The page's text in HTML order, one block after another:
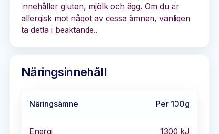
innehåller gluten, mjölk och ägg. Om du är
allergisk mot något av dessa ämnen, vänligen
ta detta i beaktande..
Näringsinnehåll
Näringsämne Per 100g
Energi 1300 kJ